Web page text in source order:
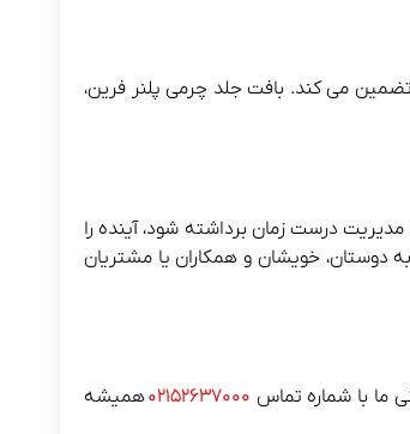
می کند. بافت جلد چرمی پلنر فرین،
درست زمان برداشته شود، آینده را
دوستان، خویشان و همکاران یا مشتریان
ما با شماره تماس ۰۲۱۵۲۶۳۷۰۰۰همیشه